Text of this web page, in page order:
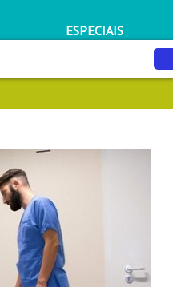
ESPECIAIS